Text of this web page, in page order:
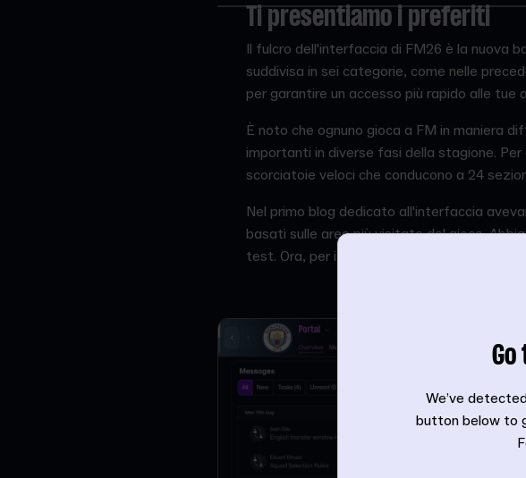
Ti presentiamo i preferiti
Il fulcro dell'interfaccia di FM26 è la nuova
suddivisa in sei categorie, come nelle
per garantire un accesso più rapido alle tue
È noto che ognuno gioca a FM in maniera
importanti in diverse fasi della stagione.
scorciatoie veloci che conducono a 24
Nel primo blog dedicato all'interfaccia
basati sulle aree più visitate del gioco.
test. Ora, per i possessori di monitor ad
We’ve
button below to